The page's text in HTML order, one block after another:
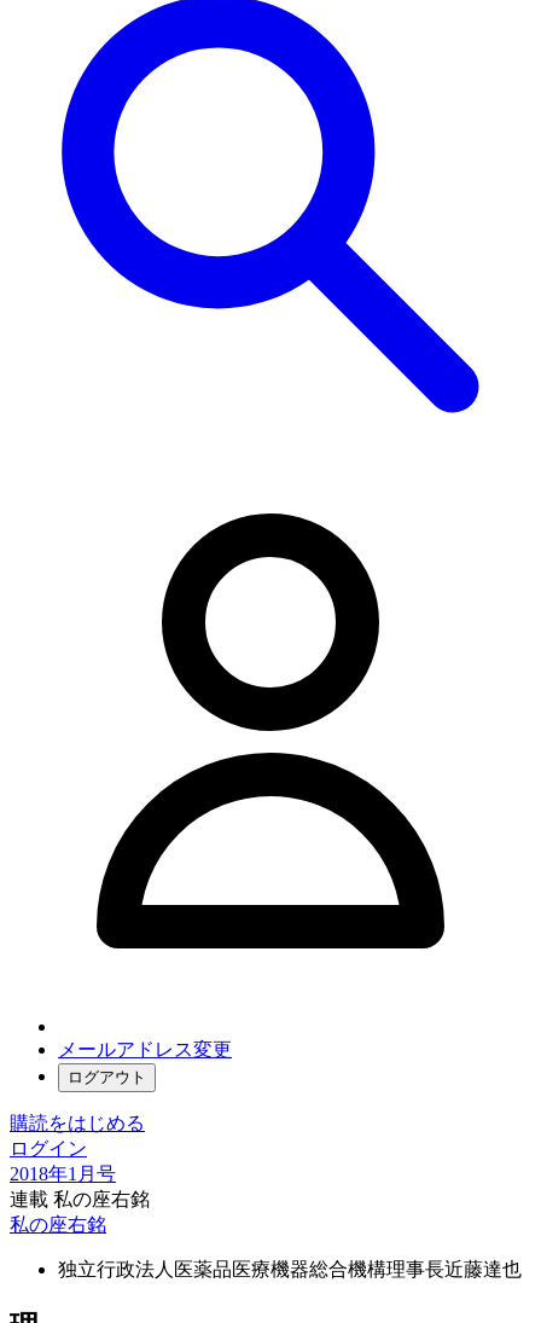
メールアドレス変更
ログアウト
購読をはじめる
ログイン
2018年1月号
連載 私の座右銘
私の座右銘
独立行政法人医薬品医療機器総合機構理事長近藤達也